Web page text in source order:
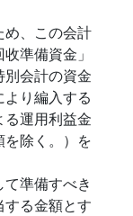
め、この会計
準備資金」
会計の資金
り編入する
運用利益金
を除く。）を
準備すべき
る金額とす